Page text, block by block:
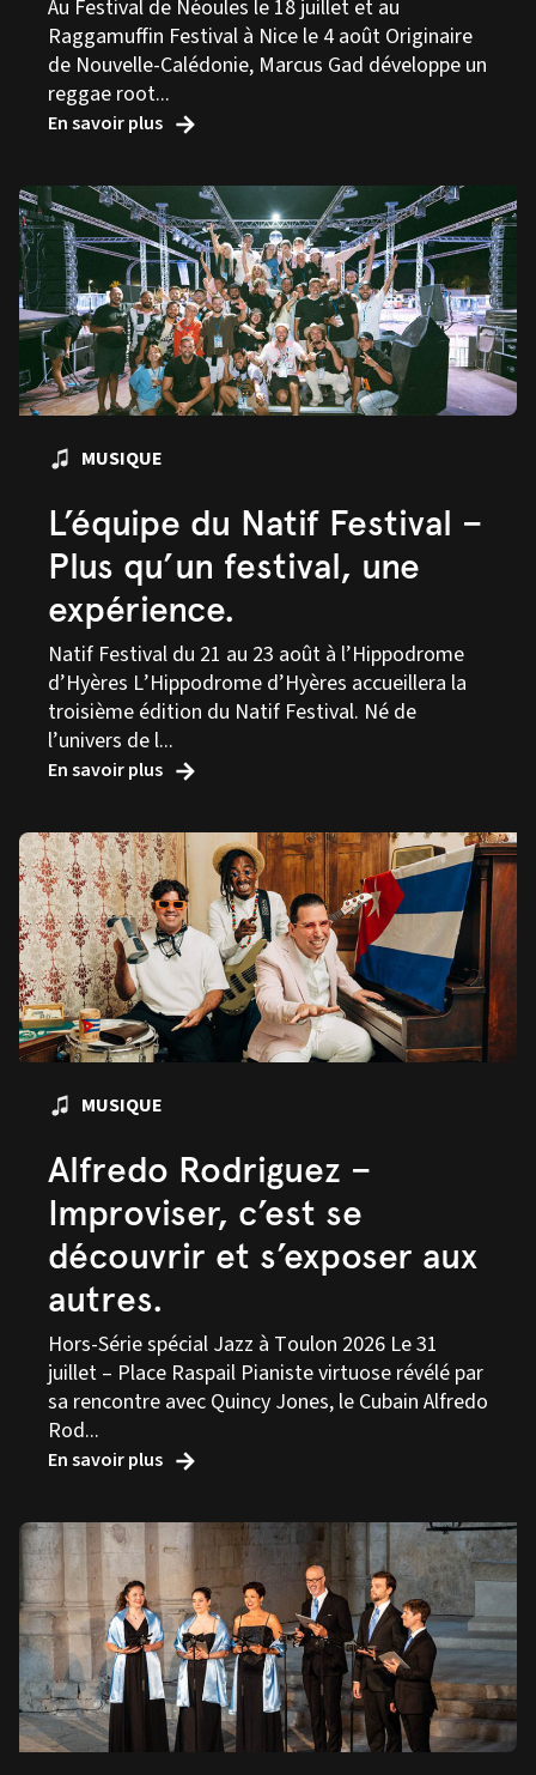
Au Festival de Néoules le 18 juillet et au
Raggamuffin Festival à Nice le 4 août Originaire
de Nouvelle-Calédonie, Marcus Gad développe un
reggae root...
En savoir plus
MUSIQUE
L’équipe du Natif Festival –
Plus qu’un festival, une
expérience.
Natif Festival du 21 au 23 août à l’Hippodrome
d’Hyères L’Hippodrome d’Hyères accueillera la
troisième édition du Natif Festival. Né de
l’univers de l...
En savoir plus
MUSIQUE
Alfredo Rodriguez –
Improviser, c’est se
découvrir et s’exposer aux
autres.
Hors-Série spécial Jazz à Toulon 2026 Le 31
juillet – Place Raspail Pianiste virtuose révélé par
sa rencontre avec Quincy Jones, le Cubain Alfredo
Rod...
En savoir plus